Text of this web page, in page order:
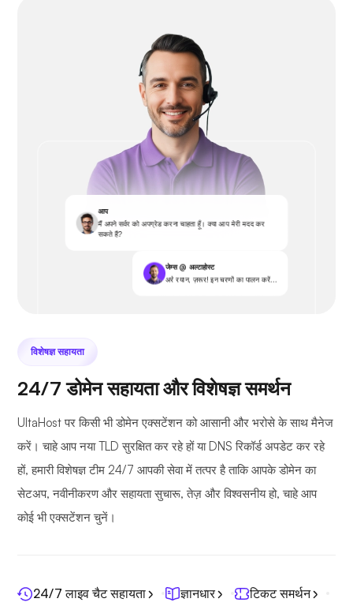
आप
मैं अपने सर्वर को अपग्रेड करना चाहता हूँ। क्या आप मेरी मदद कर
सकते हैं?
जेम्स @ अल्टाहोस्ट
अरे रयान, ज़रूर! इन चरणों का पालन करें...
विशेषज्ञ सहायता
24/7 डोमेन सहायता और विशेषज्ञ समर्थन
UltaHost पर किसी भी डोमेन एक्सटेंशन को आसानी और भरोसे के साथ मैनेज
करें। चाहे आप नया TLD सुरक्षित कर रहे हों या DNS रिकॉर्ड अपडेट कर रहे
हों, हमारी विशेषज्ञ टीम 24/7 आपकी सेवा में तत्पर है ताकि आपके डोमेन का
सेटअप, नवीनीकरण और सहायता सुचारू, तेज़ और विश्वसनीय हो, चाहे आप
कोई भी एक्सटेंशन चुनें।
24/7 लाइव चैट सहायता ज्ञानधार
टिकट समर्थन